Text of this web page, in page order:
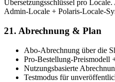
Übersetzungsschlüssel pro
Admin-Locale + Polaris-Locale-
21. Abrechnung & Plan
Abo-Abrechnung über die
Pro-Bestellung-Preismodell
Nutzungsbasierte
Testmodus für